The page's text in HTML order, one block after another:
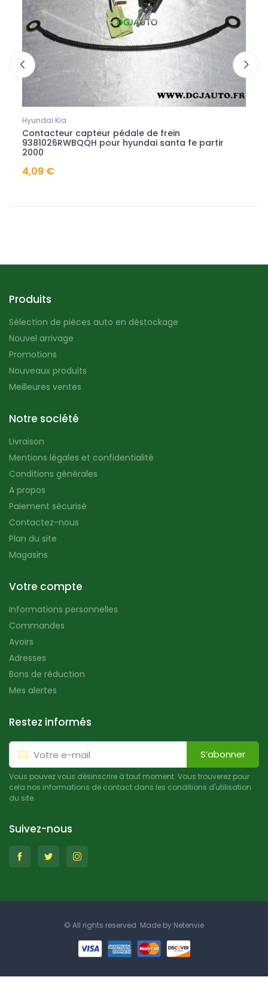
Hyundai Kia
Contacteur capteur pédale de frein
9381026RWBQQH pour hyundai santa fe partir
2000
4,09 €
Produits
Sélection de pièces auto en déstockage
Nouvel arrivage
Promotions
Nouveaux produits
Meilleures ventes
Notre société
Livraison
Mentions légales et confidentialité
Conditions générales
A propos
Paiement sécurisé
Contactez-nous
Plan du site
Magasins
Votre compte
Informations personnelles
Commandes
Avoirs
Adresses
Bons de réduction
Mes alertes
Restez informés
S’abonner
Vous pouvez vous désinscrire à tout moment. Vous trouverez pour
cela nos informations de contact dans les conditions d'utilisation
du site.
Suivez-nous
© All rights reserved. Made by Netenvie